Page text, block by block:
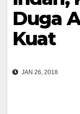
Duga
Kuat
JAN 26, 2018